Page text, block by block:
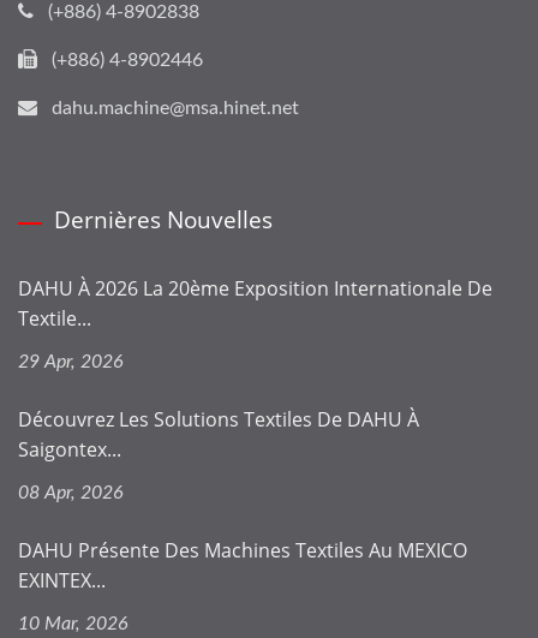
(+886) 4-8902838
(+886) 4-8902446
dahu.machine@msa.hinet.net
Dernières Nouvelles
DAHU À 2026 La 20ème Exposition Internationale De
Textile...
29 Apr, 2026
Découvrez Les Solutions Textiles De DAHU À
Saigontex...
08 Apr, 2026
DAHU Présente Des Machines Textiles Au MEXICO
EXINTEX...
10 Mar, 2026